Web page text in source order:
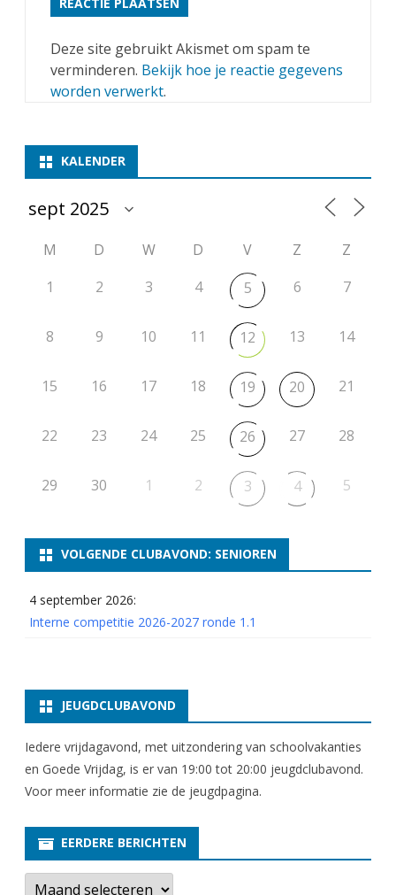
Deze site gebruikt Akismet om spam te
verminderen. Bekijk hoe je reactie gegevens
worden verwerkt.
KALENDER
M D W D V Z
Z
1
2 3 4 5 6 7
8 9 10 11 12 13 14
15 16 17 18 19 20 21
22 23 24 25 26 27 28
29 30 1 2 3 4 5
VOLGENDE CLUBAVOND: SENIOREN
4 september 2026:
Interne competitie 2026-2027 ronde 1.1
JEUGDCLUBAVOND
Iedere vrijdagavond, met uitzondering van schoolvakanties
en Goede Vrijdag, is er van 19:00 tot 20:00 jeugdclubavond.
Voor meer informatie zie de jeugdpagina.
EERDERE BERICHTEN
E